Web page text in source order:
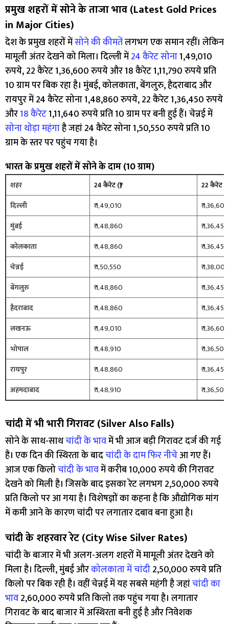
प्रमुख शहरों में सोने के ताजा भाव (Latest Gold Prices
in Major Cities)
देश के प्रमुख शहरों मेंसोने की कीमतेंलगभग एक समान रहीं। लेकिन
मामूली अंतर देखने को मिला। दिल्ली में24 कैरेट सोना1,49,010
रुपये, 22 कैरेट 1,36,600 रुपये और 18 कैरेट 1,11,790 रुपये प्रति
10 ग्राम पर बिक रहा है। मुंबई, कोलकाता, बेंगलुरु, हैदराबाद और
रायपुर में 24 कैरेट सोना 1,48,860 रुपये, 22 कैरेट 1,36,450 रुपये
और18 कैरेट1,11,640 रुपये प्रति 10 ग्राम पर बनी हुई हैं। चेन्नई में
सोना थोड़ा महंगाहै जहां 24 कैरेट सोना 1,50,550 रुपये प्रति 10
ग्राम के स्तर पर पहुंच गया है।
भारत के प्रमुख शहरों में सोने के दाम (10 ग्राम)
शहर 24 कैरेट (₹)
22 कैरेट (₹)
दिल्ली
₹ 1,49,010
₹ 1,36,600
मुंबई
₹ 1,48,860
₹ 1,36,450
कोलकाता
₹ 1,48,860
₹ 1,36,450
चेन्नई
₹ 1,50,550
₹ 1,38,000
बेंगलुरु
₹ 1,48,860
₹ 1,36,450
हैदराबाद
₹ 1,48,860
₹ 1,36,450
लखनऊ
₹ 1,49,010
₹ 1,36,600
भोपाल
₹ 1,48,910
₹ 1,36,500
रायपुर
₹ 1,48,860
₹ 1,36,450
अहमदाबाद
₹ 1,48,910 ₹ 1,36,500
चांदी में भी भारी गिरावट (Silver Also Falls)
सोने के साथ-साथचांदी के भावमें भी आज बड़ी गिरावट दर्ज की गई
है। एक दिन की स्थिरता के बादचांदी के दाम फिर नीचेआ गए हैं।
आज एक किलोचांदी के भावमें करीब 10,000 रुपये की गिरावट
देखने को मिली है। जिसके बाद इसका रेट लगभग 2,50,000 रुपये
प्रति किलो पर आ गया है। विशेषज्ञों का कहना है कि औद्योगिक मांग
में कमी आने के कारण चांदी पर लगातार दबाव बना हुआ है।
चांदी के शहरवार रेट (City Wise Silver Rates)
चांदी के बाजार में भी अलग-अलग शहरों में मामूली अंतर देखने को
मिला है। दिल्ली, मुंबई औरकोलकाता में चांदी2,50,000 रुपये प्रति
किलो पर बिक रही है। वहीं चेन्नई में यह सबसे महंगी है जहांचांदी का
भाव2,60,000 रुपये प्रति किलो तक पहुंच गया है। लगातार
गिरावट के बाद बाजार में अस्थिरता बनी हुई है और निवेशक